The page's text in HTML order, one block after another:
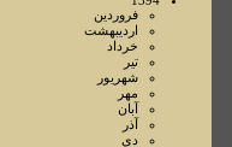
فروردين
ارديبهشت
خرداد
تير
شهريور
مهر
آبان
آذر
دي